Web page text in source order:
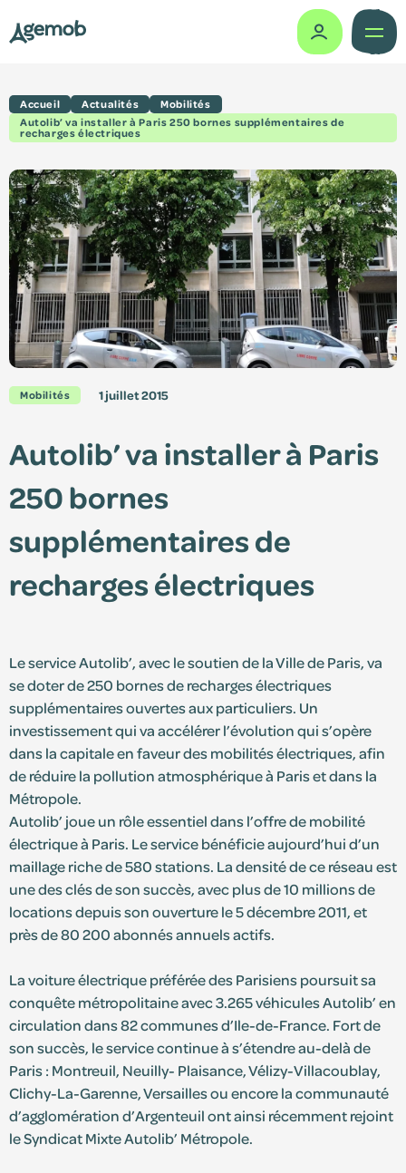
Missions
Gouvernance
Actes administratifs
Le vélo partagé
Comité des usagers
Études & travaux
Édition 2025
Édition 2024
Espace adhérent
Consultez le centre de ressources et retrouvez
vos documents personnalisés.
S'identifier
Devenir adhérent
Accueil Actualités
Mobilités
Autolib’ va installer à Paris 250 bornes supplémentaires de
recharges électriques
Mobilités 1 juillet 2015
Autolib’ va installer à Paris
250 bornes
supplémentaires de
recharges électriques
Le service Autolib’, avec le soutien de la Ville de Paris, va
se doter de 250 bornes de recharges électriques
supplémentaires ouvertes aux particuliers. Un
investissement qui va accélérer l’évolution qui s’opère
dans la capitale en faveur des mobilités électriques, afin
de réduire la pollution atmosphérique à Paris et dans la
Métropole.
Autolib’ joue un rôle essentiel dans l’offre de mobilité
électrique à Paris. Le service bénéficie aujourd’hui d’un
maillage riche de 580 stations. La densité de ce réseau est
une des clés de son succès, avec plus de 10 millions de
locations depuis son ouverture le 5 décembre 2011, et
près de 80 200 abonnés annuels actifs.
La voiture électrique préférée des Parisiens poursuit sa
conquête métropolitaine avec 3.265 véhicules Autolib’ en
circulation dans 82 communes d’Ile-de-France. Fort de
son succès, le service continue à s’étendre au-delà de
Paris : Montreuil, Neuilly- Plaisance, Vélizy-Villacoublay,
Clichy-La-Garenne, Versailles ou encore la communauté
d’agglomération d’Argenteuil ont ainsi récemment rejoint
le Syndicat Mixte Autolib’ Métropole.